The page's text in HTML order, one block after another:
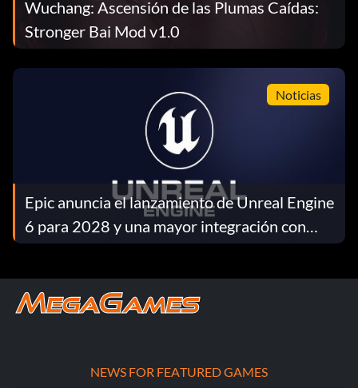
Wuchang: Ascensión de las Plumas Caídas:
Stronger Bai Mod v1.0
Noticias
Epic anuncia el lanzamiento de Unreal Engine
6 para 2028 y una mayor integración con
Fortnite
NEWS FOR FEATURED GAMES